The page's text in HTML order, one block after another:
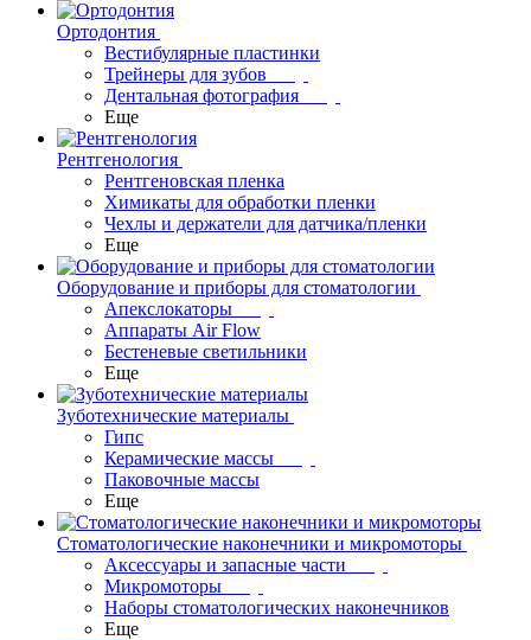
Ортодонтия
Вестибулярные пластинки
Трейнеры для зубов
Дентальная фотография
Еще
Рентгенология
Рентгеновская пленка
Химикаты для обработки пленки
Чехлы и держатели для датчика/пленки
Еще
Оборудование и приборы для стоматологии
Апекслокаторы
Аппараты Air Flow
Бестеневые светильники
Еще
Зуботехнические материалы
Гипс
Керамические массы
Паковочные массы
Еще
Стоматологические наконечники и микромоторы
Аксессуары и запасные части
Микромоторы
Наборы стоматологических наконечников
Еще